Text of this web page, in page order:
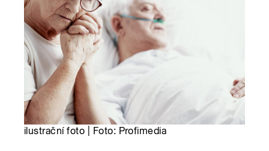
ilustrační foto | Foto: Profimedia